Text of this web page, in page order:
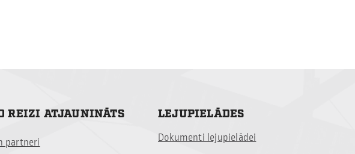
REIZI ATJAUNINĀTS
partneri
LEJUPIELĀDES
Dokumenti lejupielādei